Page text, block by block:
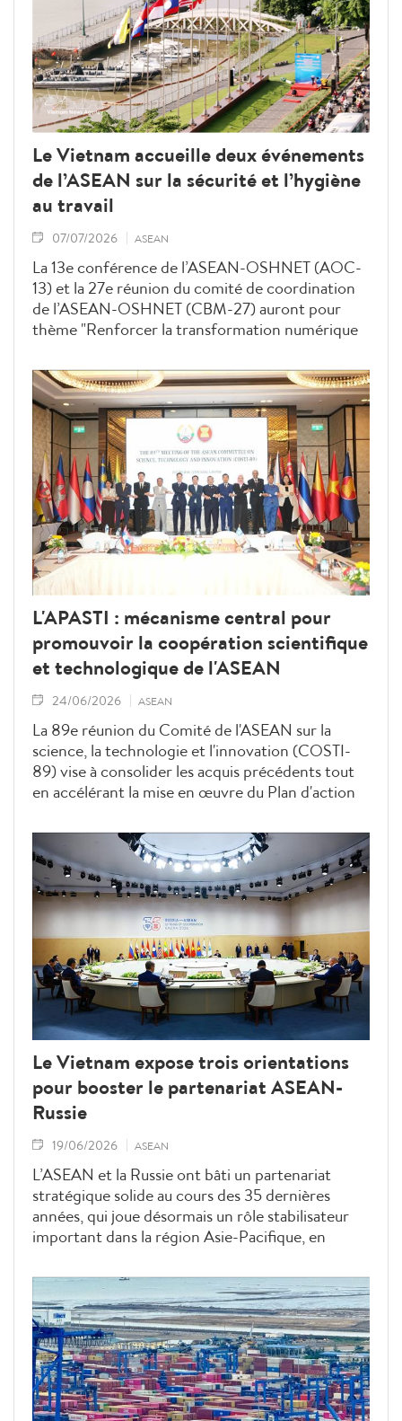
Le Vietnam accueille deux événements
de l’ASEAN sur la sécurité et l’hygiène
au travail
07/07/2026 ASEAN
La 13e conférence de l’ASEAN-OSHNET (AOC-
13) et la 27e réunion du comité de coordination
de l’ASEAN-OSHNET (CBM-27) auront pour
thème "Renforcer la transformation numérique
travail dans l’ASEAN vers la Vision 2045 de
l’ASEAN".
L'APASTI : mécanisme central pour
promouvoir la coopération scientifique
et technologique de l'ASEAN
24/06/2026 ASEAN
La 89e réunion du Comité de l'ASEAN sur la
science, la technologie et l'innovation (COSTI-
89) vise à consolider les acquis précédents tout
en accélérant la mise en œuvre du Plan d'action
l'innovation (APASTI) via la concrétisation de ses
orientations stratégiques en actions concrètes.
Le Vietnam expose trois orientations
pour booster le partenariat ASEAN-
Russie
19/06/2026 ASEAN
L’ASEAN et la Russie ont bâti un partenariat
stratégique solide au cours des 35 dernières
années, qui joue désormais un rôle stabilisateur
important dans la région Asie-Pacifique, en